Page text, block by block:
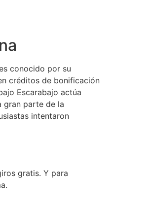
conocido por su
créditos de bonificación
Escarabajo actúa
gran parte de la
intentaron
gratis. Y para